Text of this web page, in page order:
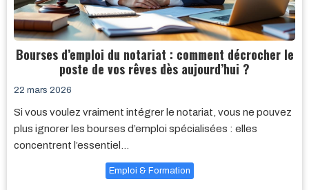
Bourses d’emploi du notariat : comment décrocher le
poste de vos rêves dès aujourd’hui ?
22 mars 2026
Si vous voulez vraiment intégrer le notariat, vous ne pouvez
plus ignorer les bourses d’emploi spécialisées : elles
concentrent l’essentiel…
Emploi & Formation